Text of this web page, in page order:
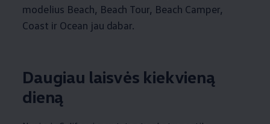
modelius Beach, Beach Tour, Beach Camper,
Coast ir Ocean jau dabar.
Daugiau laisvės kiekvieną
dieną